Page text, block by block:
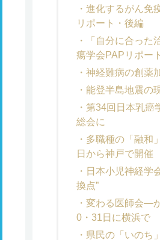
進化するがん免
リポート・後編
「自分に合っ
瘍学会PAPリポー
神経難病の創薬
能登半島地震の
第34回日本乳癌
総会に
多職種の「融和
日から神戸で開催
日本小児神経学
換点”
変わる医師会―
0・31日に横浜で
県民の「いのち